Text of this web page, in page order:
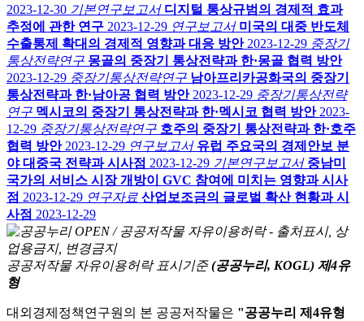
2023-12-30 기본연구보고서 디지털 통상규범의 경제적 효과
추정에 관한 연구 2023-12-29 연구보고서 미국의 대중 반도체
수출통제 확대의 경제적 영향과 대응 방안 2023-12-29 중장기
통상전략연구 몽골의 중장기 통상전략과 한·몽골 협력 방안
2023-12-29 중장기통상전략연구 남아프리카공화국의 중장기
통상전략과 한·남아공 협력 방안 2023-12-29 중장기통상전략
연구 멕시코의 중장기 통상전략과 한·멕시코 협력 방안 2023-
12-29 중장기통상전략연구 호주의 중장기 통상전략과 한·호주
협력 방안 2023-12-29 연구보고서 유럽 주요국의 경제안보 분
야 대중국 전략과 시사점 2023-12-29 기본연구보고서 중남미
국가의 서비스 시장 개방이 GVC 참여에 미치는 영향과 시사
점 2023-12-29 연구자료 산업보조금의 글로벌 확산 현황과 시
사점 2023-12-29
공공저작물 자유이용허락 표시기준 (공공누리, KOGL) 제4유
형
대외경제정책연구원의 본 공공저작물은 "공공누리 제4유형